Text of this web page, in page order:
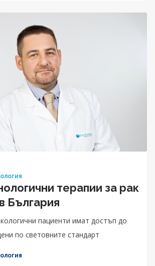
терапии за рак
България
пациенти имат достъп до
по световните стандарт